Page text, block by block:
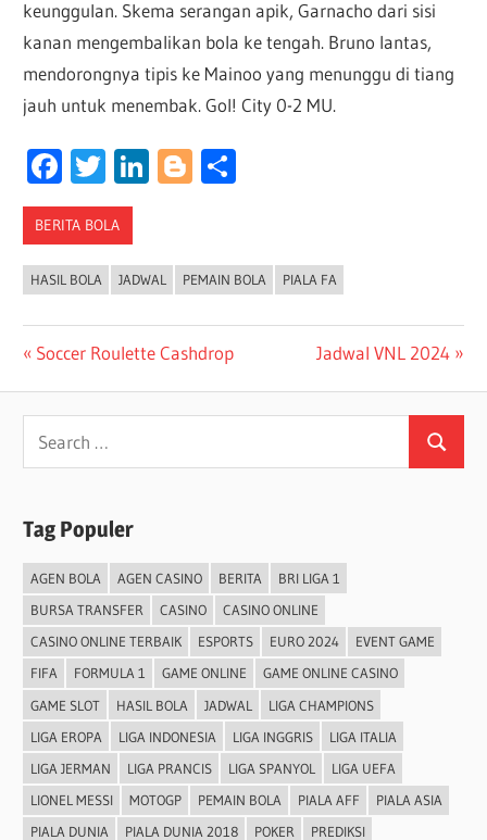
keunggulan. Skema serangan apik, Garnacho dari sisi
kanan mengembalikan bola ke tengah. Bruno lantas,
mendorongnya tipis ke Mainoo yang menunggu di tiang
jauh untuk menembak. Gol! City 0-2 MU.
Facebook
Twitter
LinkedIn
Blogger
BERITA BOLA
HASIL BOLA JADWAL PEMAIN BOLA PIALA FA
Post
navigation
Previous
Soccer Roulette Cashdrop
Next
Jadwal VNL 2024
Search
for:
Search
Tag Populer
AGEN BOLA AGEN CASINO BERITA
BRI LIGA 1
BURSA TRANSFER
CASINO
CASINO ONLINE
CASINO ONLINE TERBAIK
ESPORTS EURO 2024
EVENT GAME
FIFA
FORMULA 1 GAME ONLINE
GAME ONLINE CASINO
GAME SLOT
HASIL BOLA JADWAL
LIGA CHAMPIONS
LIGA EROPA
LIGA INDONESIA LIGA INGGRIS
LIGA ITALIA
LIGA JERMAN
LIGA PRANCIS LIGA SPANYOL
LIGA UEFA
LIONEL MESSI
MOTOGP PEMAIN BOLA PIALA AFF
PIALA ASIA
PIALA DUNIA
PIALA DUNIA 2018 POKER PREDIKSI